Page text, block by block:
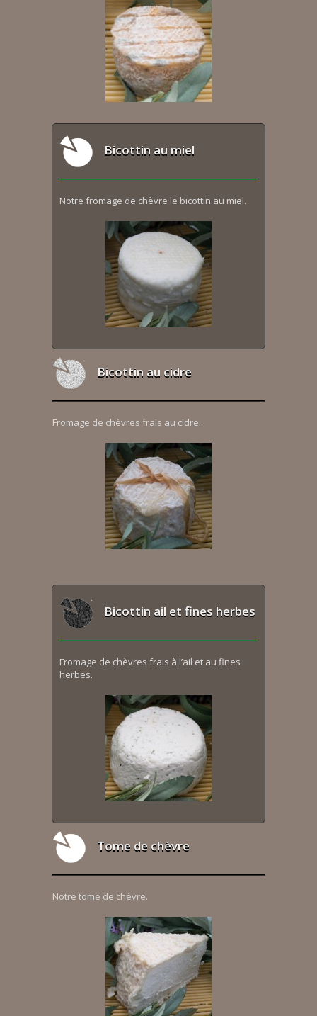
Bicottin au miel
Notre fromage de chèvre le bicottin au miel.
Bicottin au cidre
Fromage de chèvres frais au cidre.
Bicottin ail et fines herbes
Fromage de chèvres frais à l’ail et au fines
herbes.
Tome de chèvre
Notre tome de chèvre.